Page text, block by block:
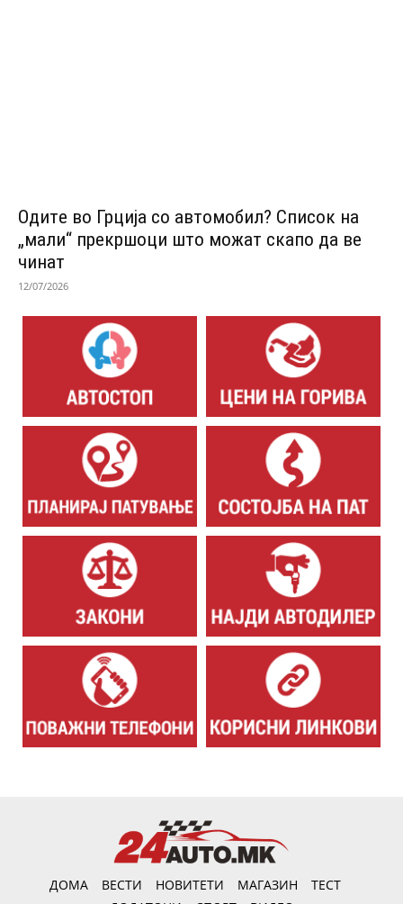
Одитe во Грција со автомобил? Список на
„мали“ прекршоци што можат скапо да ве
чинат
12/07/2026
ДОМА ВЕСТИ НОВИТЕТИ МАГАЗИН
ТЕСТ